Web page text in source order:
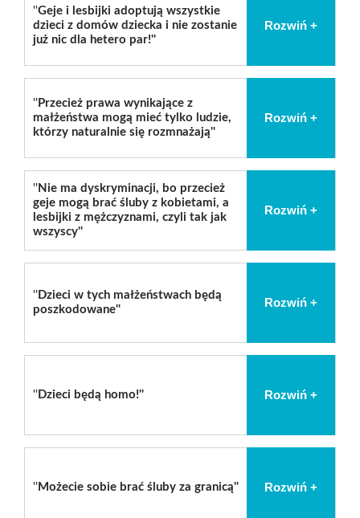
''Geje i lesbijki adoptują wszystkie
dzieci z domów dziecka i nie zostanie
już nic dla hetero par!''
Rozwiń +
'' Przecież prawa wynikające z
małżeństwa mogą mieć tylko ludzie,
którzy naturalnie się rozmnażają''
Rozwiń +
'' Nie ma dyskryminacji, bo przecież
geje mogą brać śluby z kobietami, a
lesbijki z mężczyznami, czyli tak jak
wszyscy''
Rozwiń +
'' Dzieci w tych małżeństwach będą
poszkodowane''
Rozwiń +
'' Dzieci będą homo!'' Rozwiń +
'' Możecie sobie brać śluby za granicą'' Rozwiń +